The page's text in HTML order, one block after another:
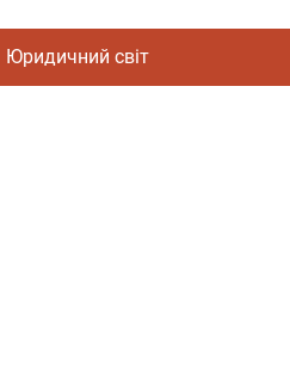
Юридичний світ